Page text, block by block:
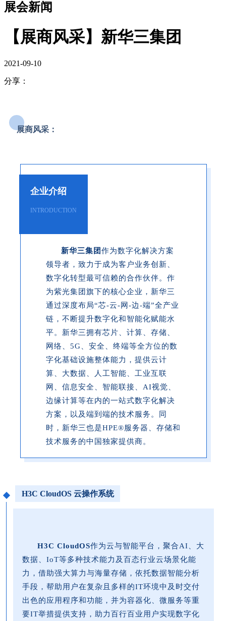
展会新闻
【展商风采】新华三集团
2021-09-10
分享：
展商风采：
企业介绍
INTRODUCTION
新华三集团作为数字化解决方案
领导者，致力于成为客户业务创新、
数字化转型最可信赖的合作伙伴。作
为紫光集团旗下的核心企业，新华三
通过深度布局“芯-云-网-边-端”全产业
链，不断提升数字化和智能化赋能水
平。新华三拥有芯片、计算、存储、
网络、5G、安全、终端等全方位的数
字化基础设施整体能力，提供云计
算、大数据、人工智能、工业互联
网、信息安全、智能联接、AI视觉、
边缘计算等在内的一站式数字化解决
方案，以及端到端的技术服务。同
时，新华三也是HPE®服务器、存储和
技术服务的中国独家提供商。
H3C CloudOS 云操作系统
H3C CloudOS作为云与智能平台，聚合AI、大
数据、IoT等多种技术能力及百态行业云场景化能
力，借助强大算力与海量存储，依托数据智能分析
手段，帮助用户在复杂且多样的IT环境中及时交付
出色的应用程序和功能，并为容器化、微服务等重
要IT举措提供支持，助力百行百业用户实现数字化